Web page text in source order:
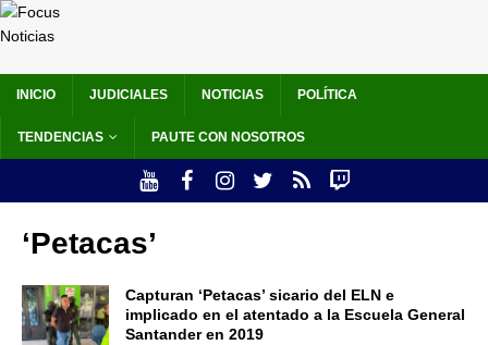
INICIO JUDICIALES NOTICIAS POLÍTICA
TENDENCIAS PAUTE CON NOSOTROS
‘Petacas’
Capturan ‘Petacas’ sicario del ELN e
implicado en el atentado a la Escuela General
Santander en 2019